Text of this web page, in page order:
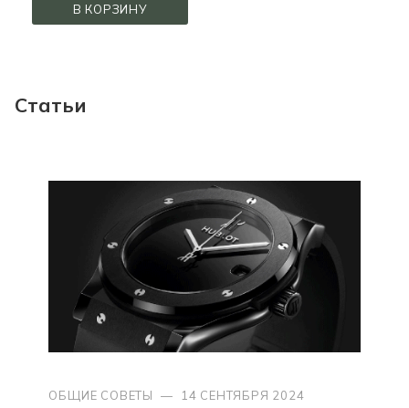
В КОРЗИНУ
Статьи
ОБЩИЕ СОВЕТЫ — 14 СЕНТЯБРЯ 2024